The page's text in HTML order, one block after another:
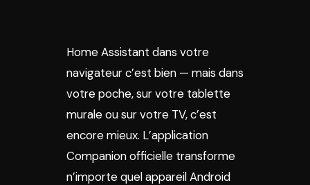
Home Assistant dans votre
navigateur c’est bien — mais dans
votre poche, sur votre tablette
murale ou sur votre TV, c’est
encore mieux. L’application
Companion officielle transforme
n’importe quel appareil Android